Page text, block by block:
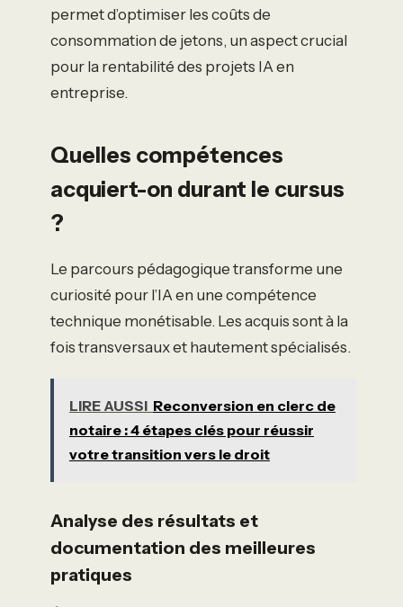
permet d’optimiser les coûts de
consommation de jetons, un aspect crucial
pour la rentabilité des projets IA en
entreprise.
Quelles compétences
acquiert-on durant le cursus
?
Le parcours pédagogique transforme une
curiosité pour l’IA en une compétence
technique monétisable. Les acquis sont à la
fois transversaux et hautement spécialisés.
LIRE AUSSI Reconversion en clerc de
notaire : 4 étapes clés pour réussir
votre transition vers le droit
Analyse des résultats et
documentation des meilleures
pratiques